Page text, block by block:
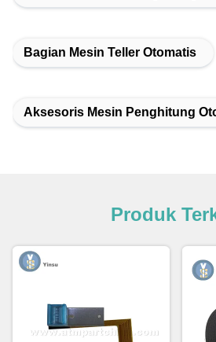
Bagian Mesin Teller Otomatis
Aksesoris Mesin Penghitung
Produk